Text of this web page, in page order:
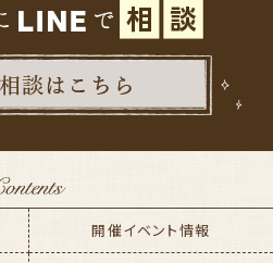
開催イベント情報